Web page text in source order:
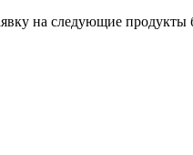
на следующие продукты